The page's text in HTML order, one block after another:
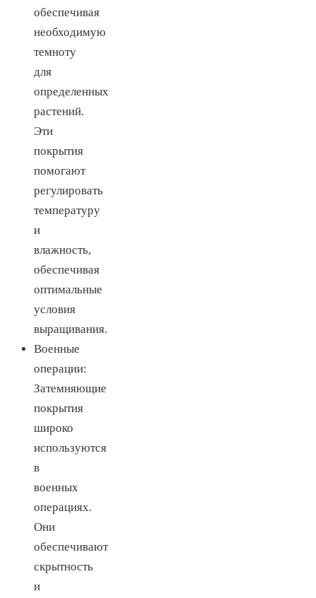
обеспечивая
необходимую
темноту
для
определенных
растений.
Эти
покрытия
помогают
регулировать
температуру
и
влажность,
обеспечивая
оптимальные
условия
выращивания.
Военные
операции:
Затемняющие
покрытия
широко
используются
в
военных
операциях.
Они
обеспечивают
скрытность
и